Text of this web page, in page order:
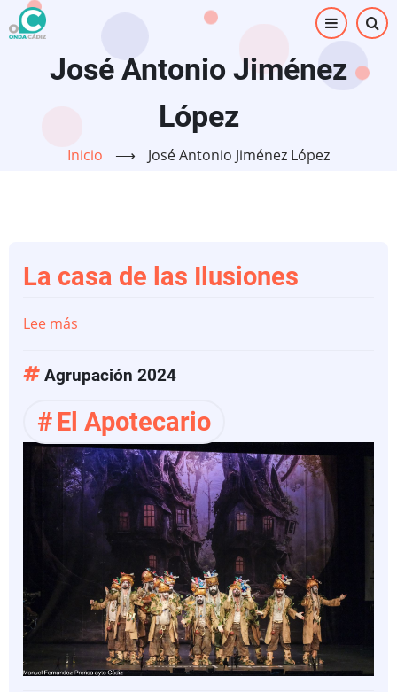
Pasar
al
contenido
principalJosé Antonio Jiménez
López
Inicio ⟶ José Antonio Jiménez López
La casa de las Ilusiones
Lee más
casa
las
Ilusiones
Agrupación 2024
El Apotecario